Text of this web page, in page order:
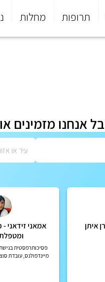
תרופות מחלות
אנחנו
אמאני זידאני
פסיכותרפסטית
מיינדפולנס, עובדת